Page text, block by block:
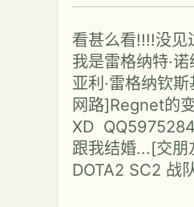
看甚么看!!!!没见
我是雷格纳特·
亚利·雷格纳钦
网路]Regnet的
XD
跟我结婚...[交朋
DOTA2 SC2 战